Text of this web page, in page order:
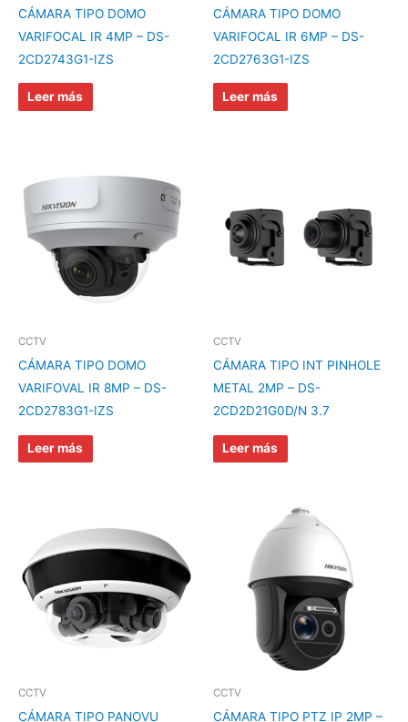
CÁMARA TIPO DOMO
VARIFOCAL IR 4MP – DS-
2CD2743G1-IZS
Leer más
CÁMARA TIPO DOMO
VARIFOCAL IR 6MP – DS-
2CD2763G1-IZS
Leer más
CCTV
CÁMARA TIPO DOMO
VARIFOVAL IR 8MP – DS-
2CD2783G1-IZS
Leer más
CCTV
CÁMARA TIPO INT PINHOLE
METAL 2MP – DS-
2CD2D21G0D/N 3.7
Leer más
CCTV
CÁMARA TIPO PANOVU
CCTV
CÁMARA TIPO PTZ IP 2MP –